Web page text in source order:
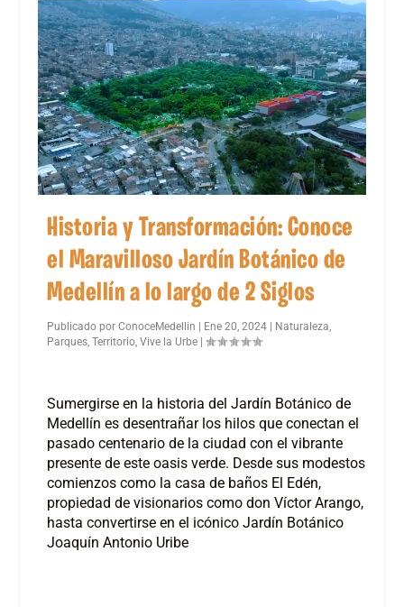
Historia y Transformación: Conoce
el Maravilloso Jardín Botánico de
Medellín a lo largo de 2 Siglos
Publicado porConoceMedellin | Ene 20, 2024 | Naturaleza
Parques ,Territorio ,Vive la Urbe |
Sumergirse en la historia del Jardín Botánico de
Medellín es desentrañar los hilos que conectan el
pasado centenario de la ciudad con el vibrante
presente de este oasis verde. Desde sus modestos
comienzos como la casa de baños El Edén,
propiedad de visionarios como don Víctor Arango,
hasta convertirse en el icónico Jardín Botánico
Joaquín Antonio Uribe